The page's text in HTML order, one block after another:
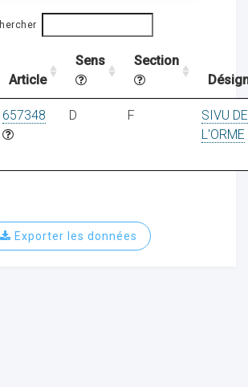
Article
Sens
Section
657348 D F
SIVU DE
L'ORME
Exporter les données